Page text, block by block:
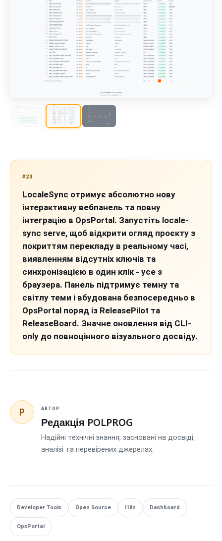
#23
LocaleSync отримує абсолютно нову
інтерактивну вебпанель та повну
інтеграцію в OpsPortal. Запустіть locale-
sync serve, щоб відкрити огляд проєкту з
покриттям перекладу в реальному часі,
виявленням відсутніх ключів та
синхронізацією в один клік - усе з
браузера. Панель підтримує темну та
світлу теми і вбудована безпосередньо в
OpsPortal поряд із ReleasePilot та
ReleaseBoard. Значне оновлення від CLI-
only до повноцінного візуального досвіду.
P АВТОР
Редакція POLPROG
Надійні технічні знання, засновані на досвіді,
аналізі та перевірених джерелах.
Developer Tools Open Source i18n Dashboard
OpsPortal